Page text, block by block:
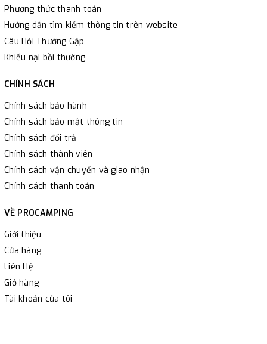
Phương thức thanh toán
Hướng dẫn tìm kiếm thông tin trên website
Câu Hỏi Thường Gặp
Khiếu nại bồi thường
CHÍNH SÁCH
Chính sách bảo hành
Chính sách bảo mật thông tin
Chính sách đổi trả
Chính sách thành viên
Chính sách vận chuyển và giao nhận
Chính sách thanh toán
VỀ PROCAMPING
Giới thiệu
Cửa hàng
Liên Hệ
Giỏ hàng
Tài khoản của tôi